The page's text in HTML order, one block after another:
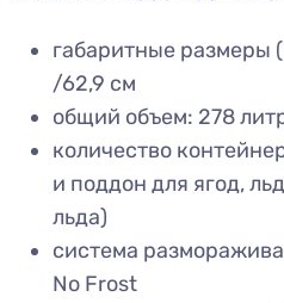
габаритные
/62,9 см
общий объем: 278
количество
и поддон для ягод,
льда)
система
No Frost